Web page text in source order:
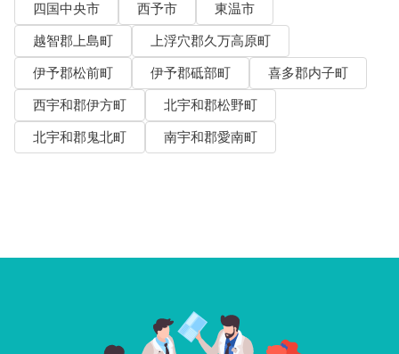
四国中央市
西予市
東温市
越智郡上島町
上浮穴郡久万高原町
伊予郡松前町
伊予郡砥部町
喜多郡内子町
西宇和郡伊方町
北宇和郡松野町
北宇和郡鬼北町
南宇和郡愛南町